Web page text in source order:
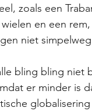
zoals een
en een
niet
bling bling niet
er minder is